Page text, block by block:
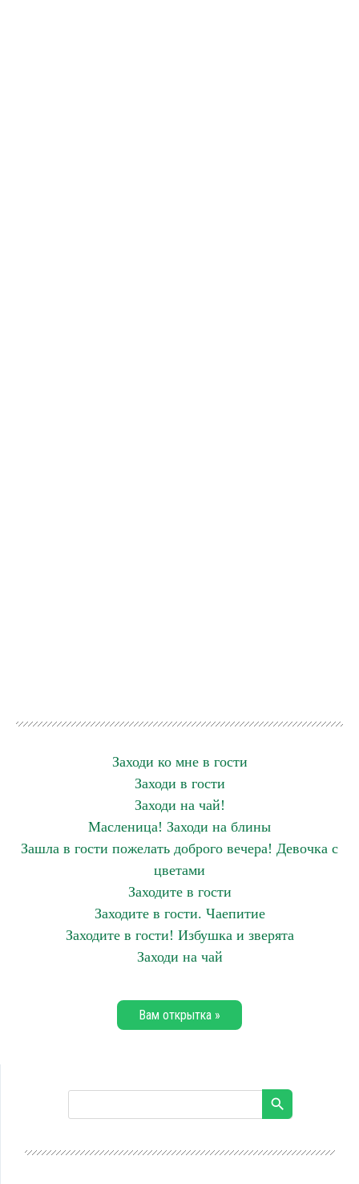
Заходи ко мне в гости
Заходи в гости
Заходи на чай!
Масленица! Заходи на блины
Зашла в гости пожелать доброго вечера! Девочка с
цветами
Заходите в гости
Заходите в гости. Чаепитие
Заходите в гости! Избушка и зверята
Заходи на чай
Вам открытка »